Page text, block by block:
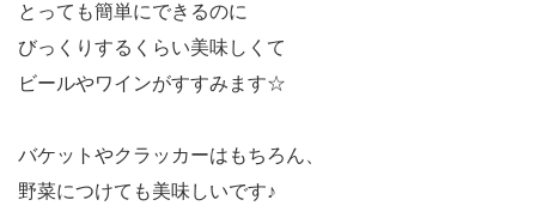
とっても簡単にできるのに
びっくりするくらい美味しくて
ビールやワインがすすみます☆
バケットやクラッカーはもちろん、
野菜につけても美味しいです♪